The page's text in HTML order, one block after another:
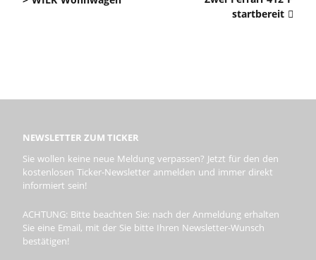
startbereit
NEWSLETTER ZUM TICKER
Sie wollen keine neue Meldung verpassen? Jetzt für den den
kostenlosen Ticker-Newsletter anmelden und immer direkt
informiert sein!
ACHTUNG: Bitte beachten Sie: nach der Anmeldung erhalten
Sie eine Email, mit der Sie bitte Ihren Newsletter-Wunsch
bestätigen!